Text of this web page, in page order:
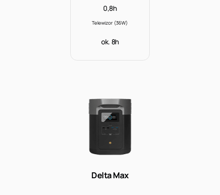
0,8h
Telewizor (36W)
ok. 8h
Delta Max